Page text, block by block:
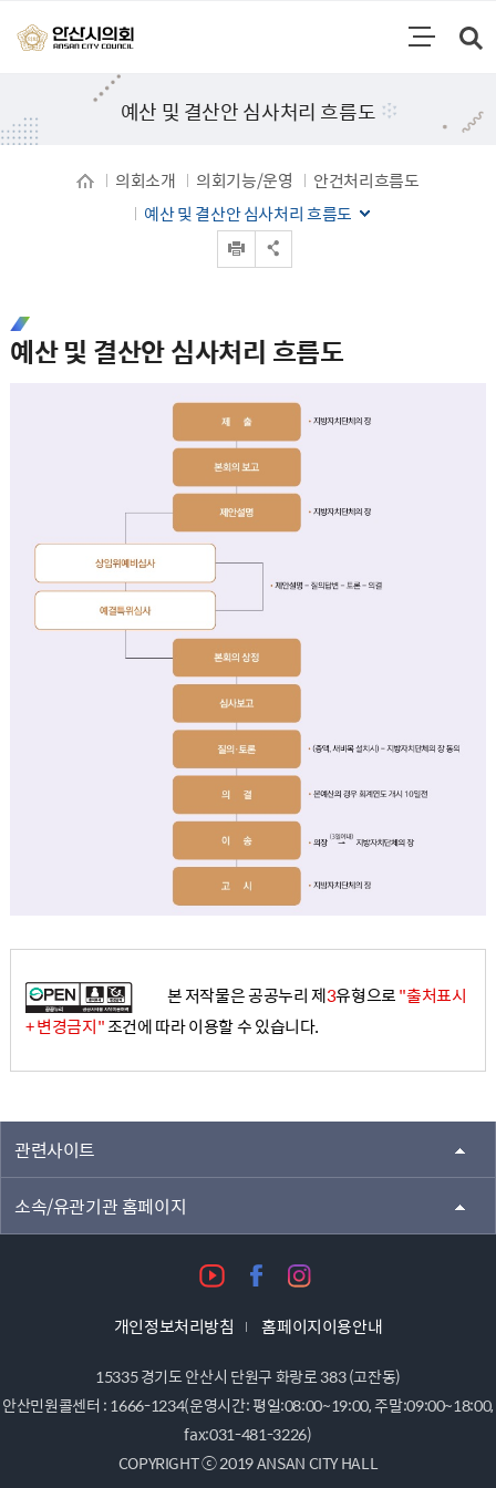
예산 및 결산안 심사처리 흐름도
의회소개 의회기능/운영
안건처리흐름도
예산 및 결산안 심사처리 흐름도
예산 및 결산안 심사처리 흐름도
본 저작물은 공공누리 제3유형으로"출처표시
+ 변경금지"조건에 따라 이용할 수 있습니다.
관련사이트
소속/유관기관 홈페이지
개인정보처리방침 홈페이지이용안내
15335 경기도 안산시 단원구 화랑로 383 (고잔동)
안산민원콜센터 : 1666-1234(운영시간: 평일:08:00~19:00, 주말:09:00~18:00,
fax:031-481-3226)
COPYRIGHT ⓒ 2019 ANSAN CITY HALL